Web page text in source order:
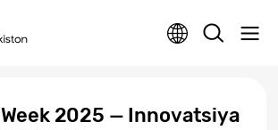
2025 — Innovatsiya